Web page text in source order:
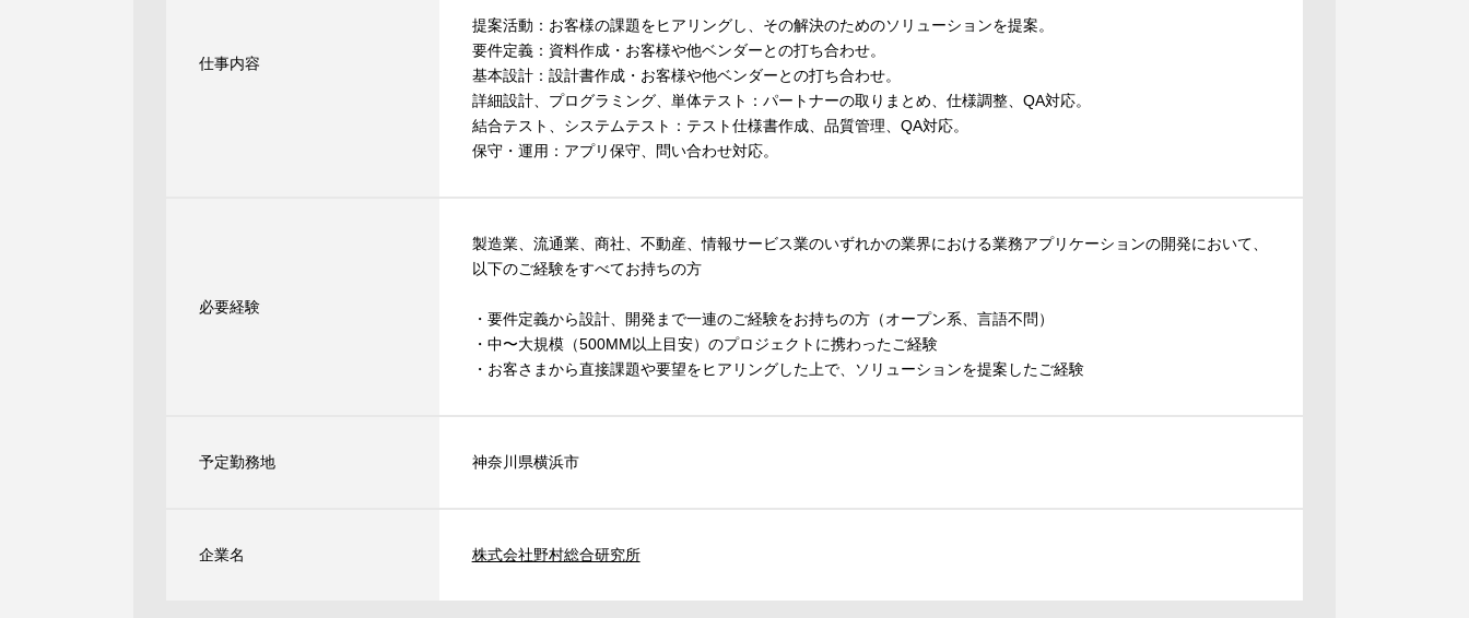
仕事内容
提案活動：お客様の課題をヒアリングし、その解決のためのソリューションを提案。
要件定義：資料作成・お客様や他ベンダーとの打ち合わせ。
基本設計：設計書作成・お客様や他ベンダーとの打ち合わせ。
詳細設計、プログラミング、単体テスト：パートナーの取りまとめ、仕様調整、QA対応。
結合テスト、システムテスト：テスト仕様書作成、品質管理、QA対応。
保守・運用：アプリ保守、問い合わせ対応。
必要経験
製造業、流通業、商社、不動産、情報サービス業のいずれかの業界における業務アプリケーションの開発において、
以下のご経験をすべてお持ちの方
・要件定義から設計、開発まで一連のご経験をお持ちの方（オープン系、言語不問）
・中〜大規模（500MM以上目安）のプロジェクトに携わったご経験
・お客さまから直接課題や要望をヒアリングした上で、ソリューションを提案したご経験
予定勤務地 神奈川県横浜市
企業名 株式会社野村総合研究所